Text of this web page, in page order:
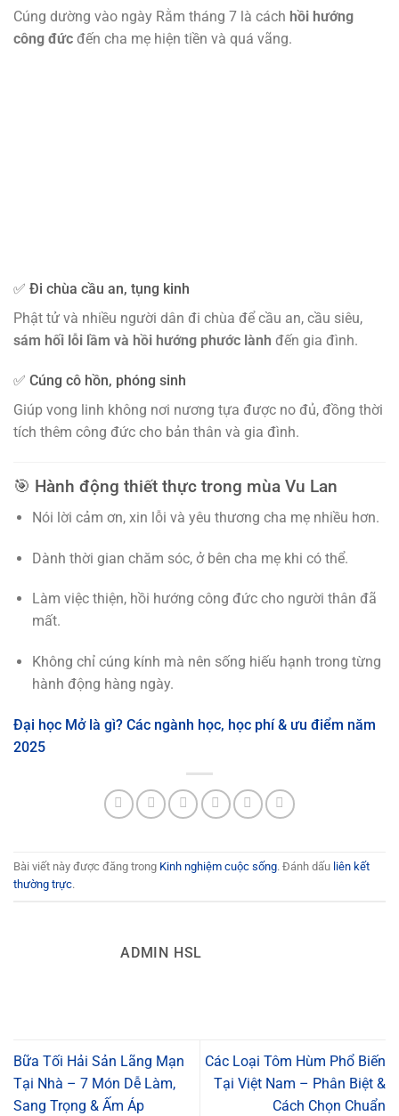
Cúng dường vào ngày Rằm tháng 7 là cách hồi hướng
công đức đến cha mẹ hiện tiền và quá vãng.
✅ Đi chùa cầu an, tụng kinh
Phật tử và nhiều người dân đi chùa để cầu an, cầu siêu,
sám hối lỗi lầm và hồi hướng phước lành đến gia đình.
✅ Cúng cô hồn, phóng sinh
Giúp vong linh không nơi nương tựa được no đủ, đồng thời
tích thêm công đức cho bản thân và gia đình.
🎯 Hành động thiết thực trong mùa Vu Lan
Nói lời cảm ơn, xin lỗi và yêu thương cha mẹ nhiều hơn.
Dành thời gian chăm sóc, ở bên cha mẹ khi có thể.
Làm việc thiện, hồi hướng công đức cho người thân đã
mất.
Không chỉ cúng kính mà nên sống hiếu hạnh trong từng
hành động hàng ngày.
Đại học Mở là gì? Các ngành học, học phí & ưu điểm năm
2025
Bài viết này được đăng trong Kinh nghiệm cuộc sống. Đánh dấu liên kết
thường trực.
ADMIN HSL
Bữa Tối Hải Sản Lãng Mạn
Tại Nhà – 7 Món Dễ Làm,
Sang Trọng & Ấm Áp
Các Loại Tôm Hùm Phổ Biến
Tại Việt Nam – Phân Biệt &
Cách Chọn Chuẩn